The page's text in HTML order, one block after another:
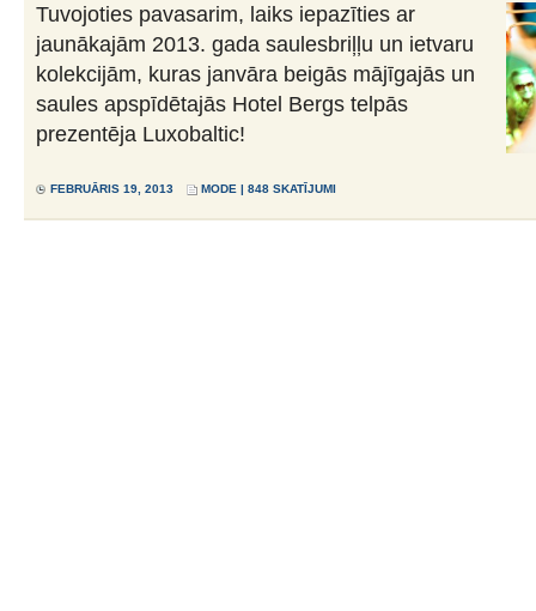
Tuvojoties pavasarim, laiks iepazīties ar
jaunākajām 2013. gada saulesbriļļu un ietvaru
kolekcijām, kuras janvāra beigās mājīgajās un
saules apspīdētajās Hotel Bergs telpās
prezentēja Luxobaltic!
FEBRUĀRIS 19, 2013 MODE | 848 SKATĪJUMI